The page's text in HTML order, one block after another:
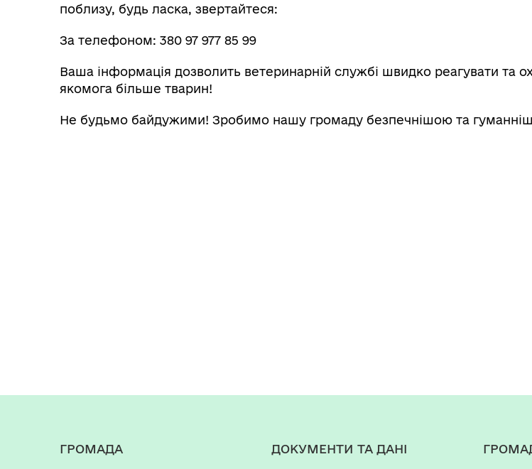
поблизу, будь ласка, звертайтеся:
За телефоном: 380 97 977 85 99
Ваша інформація дозволить ветеринарній службі швидко реагувати та
якомога більше тварин!
Не будьмо байдужими! Зробимо нашу громаду безпечнішою та
ГРОМАДА ДОКУМЕНТИ ТА ДАНІ